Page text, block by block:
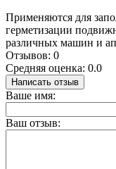
Применяются для
герметизации
различных машин и
Отзывов: 0
Средняя оценка: 0.0
Написать отзыв
Ваше имя:
Ваш отзыв: